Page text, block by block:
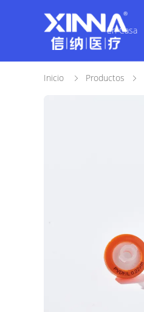
En Casa
Inicio Productos